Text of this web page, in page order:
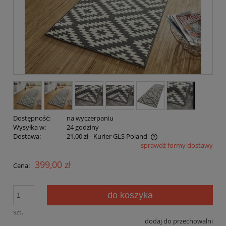
Dostępność:
na wyczerpaniu
Wysyłka w:
24 godziny
Dostawa:
21,00 zł- Kurier GLS Poland
Cena nie zawiera ewentualnych kosztów płatnościsprawdź formy dostawy
Cena: 399,00 zł
szt.
do koszyka
dodaj do przechowalni